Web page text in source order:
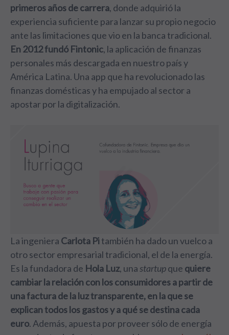
primeros años de carrera, donde adquirió la
experiencia suficiente para lanzar su propio negocio
ante las limitaciones que vio en la banca tradicional.
En 2012 fundó Fintonic, la aplicación de finanzas
personales más descargada en nuestro país y
América Latina. Una app que ha revolucionado las
finanzas domésticas y ha empujado al sector a
apostar por la digitalización.
La ingeniera Carlota Pi también ha dado un vuelco a
otro sector empresarial tradicional, el de la energía.
Es la fundadora de Hola Luz, unastartupque quiere
cambiar la relación con los consumidores a partir de
una factura de la luz transparente, en la que se
explican todos los gastos y a qué se destina cada
euro. Además, apuesta por proveer sólo de energía